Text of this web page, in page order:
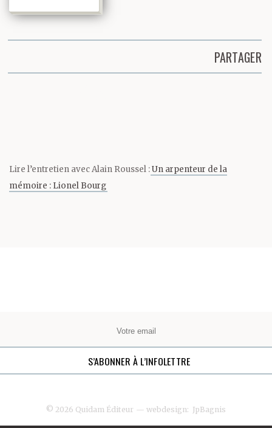
PARTAGER
Lire l’entretien avec Alain Roussel :Un arpenteur de la
mémoire : Lionel Bourg
© 2026 Quidam Éditeur — webdesign: JpBagnis